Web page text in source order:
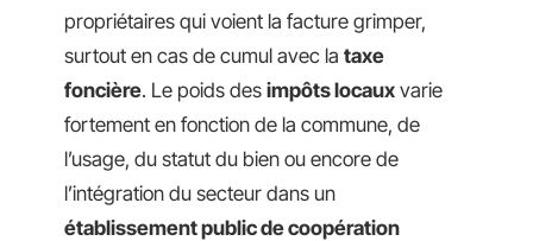
propriétaires qui voient la facture grimper,
surtout en cas de cumul avec la taxe
foncière. Le poids des impôts locaux varie
fortement en fonction de la commune, de
l’usage, du statut du bien ou encore de
l’intégration du secteur dans un
établissement public de coopération